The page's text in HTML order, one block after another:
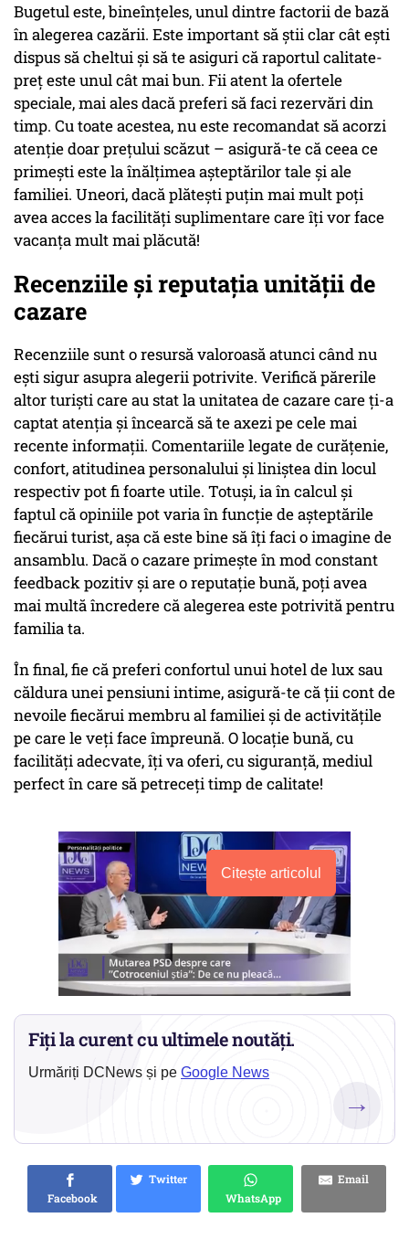
Bugetul este, bineînțeles, unul dintre factorii de bază
în alegerea cazării. Este important să știi clar cât ești
dispus să cheltui și să te asiguri că raportul calitate-
preț este unul cât mai bun. Fii atent la ofertele
speciale, mai ales dacă preferi să faci rezervări din
timp. Cu toate acestea, nu este recomandat să acorzi
atenție doar prețului scăzut – asigură-te că ceea ce
primești este la înălțimea așteptărilor tale și ale
familiei. Uneori, dacă plătești puțin mai mult poți
avea acces la facilități suplimentare care îți vor face
vacanța mult mai plăcută!
Recenziile și reputația unității de
cazare
Recenziile sunt o resursă valoroasă atunci când nu
ești sigur asupra alegerii potrivite. Verifică părerile
altor turiști care au stat la unitatea de cazare care ți-a
captat atenția și încearcă să te axezi pe cele mai
recente informații. Comentariile legate de curățenie,
confort, atitudinea personalului și liniștea din locul
respectiv pot fi foarte utile. Totuși, ia în calcul și
faptul că opiniile pot varia în funcție de așteptările
fiecărui turist, așa că este bine să îți faci o imagine de
ansamblu. Dacă o cazare primește în mod constant
feedback pozitiv și are o reputație bună, poți avea
mai multă încredere că alegerea este potrivită pentru
familia ta.
În final, fie că preferi confortul unui hotel de lux sau
căldura unei pensiuni intime, asigură-te că ții cont de
nevoile fiecărui membru al familiei și de activitățile
pe care le veți face împreună. O locație bună, cu
facilități adecvate, îți va oferi, cu siguranță, mediul
perfect în care să petreceți timp de calitate!
Citește articolul
Fiți la curent cu ultimele noutăți.
Urmăriți DCNews și pe Google News
→
Facebook
Twitter
WhatsApp
Email